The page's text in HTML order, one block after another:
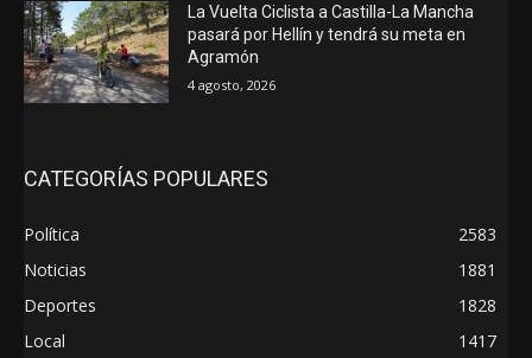
La Vuelta Ciclista a Castilla-La Mancha
pasará por Hellín y tendrá su meta en
Agramón
4 agosto, 2026
CATEGORÍAS POPULARES
Política
2583
Noticias
1881
Deportes
1828
Local
1417